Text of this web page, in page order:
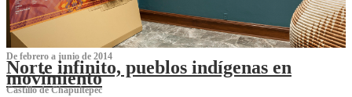
De febrero a junio de 2014
Norte infinito, pueblos indígenas en
movimiento
Castillo de Chapultepec